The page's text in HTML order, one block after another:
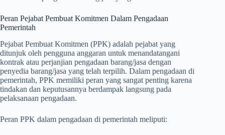
Peran Pejabat Pembuat Komitmen Dalam Pengadaan
Pemerintah
Pejabat Pembuat Komitmen (PPK) adalah pejabat yang
ditunjuk oleh pengguna anggaran untuk menandatangani
kontrak atau perjanjian pengadaan barang/jasa dengan
penyedia barang/jasa yang telah terpilih. Dalam pengadaan di
pemerintah, PPK memiliki peran yang sangat penting karena
tindakan dan keputusannya berdampak langsung pada
pelaksanaan pengadaan.
Peran PPK dalam pengadaan di pemerintah meliputi: